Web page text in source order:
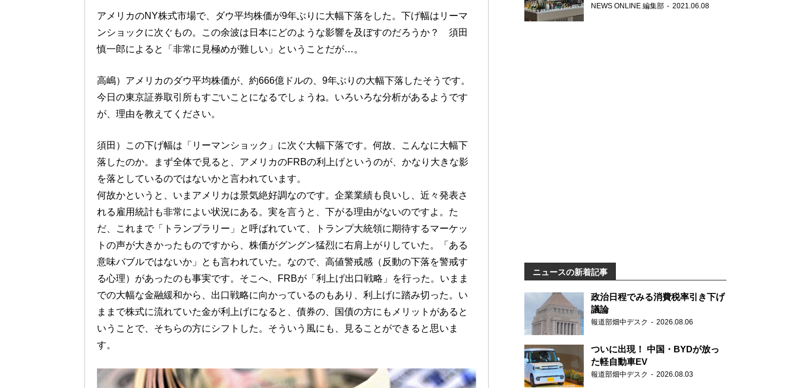
アメリカのNY株式市場で、ダウ平均株価が9年ぶりに大幅下落をした。下げ幅はリーマ
ンショックに次ぐもの。この余波は日本にどのような影響を及ぼすのだろうか？ 須田
慎一郎によると「非常に見極めが難しい」ということだが…。
高嶋）アメリカのダウ平均株価が、約666億ドルの、9年ぶりの大幅下落したそうです。
今日の東京証券取引所もすごいことになるでしょうね。いろいろな分析があるようです
が、理由を教えてください。
須田）この下げ幅は「リーマンショック」に次ぐ大幅下落です。何故、こんなに大幅下
落したのか。まず全体で見ると、アメリカのFRBの利上げというのが、かなり大きな影
を落としているのではないかと言われています。
何故かというと、いまアメリカは景気絶好調なのです。企業業績も良いし、近々発表さ
れる雇用統計も非常によい状況にある。実を言うと、下がる理由がないのですよ。た
だ、これまで「トランプラリー」と呼ばれていて、トランプ大統領に期待するマーケッ
トの声が大きかったものですから、株価がグングン猛烈に右肩上がりしていた。「ある
意味バブルではないか」とも言われていた。なので、高値警戒感（反動の下落を警戒す
る心理）があったのも事実です。そこへ、FRBが「利上げ出口戦略」を行った。いまま
での大幅な金融緩和から、出口戦略に向かっているのもあり、利上げに踏み切った。い
ままで株式に流れていた金が利上げになると、債券の、国債の方にもメリットがあると
いうことで、そちらの方にシフトした。そういう風にも、見ることができると思いま
す。
策の大打撃
NEWS ONLINE 編集部 2021.06.08
ニュースの新着記事
政治日程でみる消費税率引き下げ
議論
報道部畑中デスク 2026.08.06
ついに出現！ 中国・BYDが放っ
た軽自動車EV
報道部畑中デスク 2026.08.03